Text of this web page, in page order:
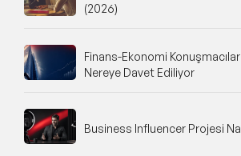
(2026)
Finans-Ekonomi
Nereye Davet Ediliyor
Business Influencer Projesi